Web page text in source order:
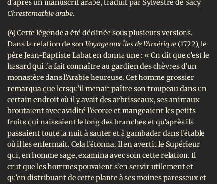
d’après un manuscrit arabe, traduit par Sylvestre de Sacy,
Chrestomathie arabe.
(4)Cette légende a été déclinée sous plusieurs versions.
Dans la relation de sonVoyage aux Îles de l’Amérique (1722), le
père Jean-Baptiste Labat en donna une : « On dit que c’est le
hasard qui l’a fait connaître au gardien des chèvres d’un
monastère dans l’Arabie heureuse. Cet homme grossier
remarqua que lorsqu’il menait paître son troupeau dans un
certain endroit où il y avait des arbrisseaux, ses animaux
broutaient avec avidité l’écorce et mangeaient les petits
fruits qui naissaient le long des branches et qu’après ils
passaient toute la nuit à sauter et à gambader dans l’étable
où il les enfermait. Cela l’étonna. Il en avertit le Supérieur
qui, en homme sage, examina avec soin cette relation. Il
crut que les hommes pouvaient s’en servir utilement et
qu’en distribuant de cette plante à ses moines paresseux et